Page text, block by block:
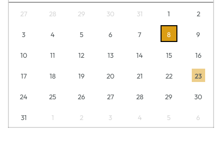
27 28 29 30 31 1 2
3 4 5 6 7 8 9
10 11 12 13 14 15 16
17 18 19 20 21 22 23
24 25 26 27 28 29 30
31 1 2 3 4 5 6